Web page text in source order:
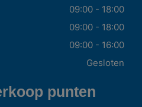
09:00 - 18:00
09:00 - 18:00
09:00 - 16:00
Gesloten
punten